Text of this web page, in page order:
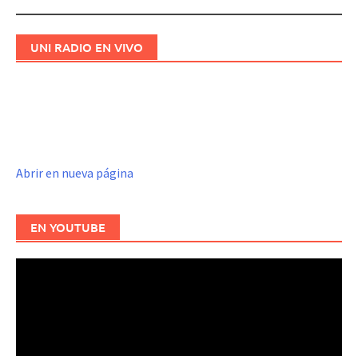
UNI RADIO EN VIVO
Abrir en nueva página
EN YOUTUBE